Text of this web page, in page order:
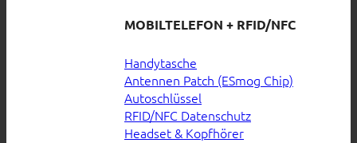
MOBILTELEFON + RFID/NFC
Handytasche
Antennen Patch (ESmog Chip)
Autoschlüssel
RFID/NFC Datenschutz
Headset & Kopfhörer